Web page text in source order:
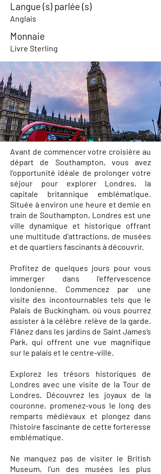
Langue (s) parlée (s)
Anglais
Monnaie
Livre Sterling
Avant de commencer votre croisière au
départ de Southampton, vous avez
l’opportunité idéale de prolonger votre
séjour pour explorer Londres, la
capitale britannique emblématique.
Située à environ une heure et demie en
train de Southampton, Londres est une
ville dynamique et historique offrant
une multitude d'attractions, de musées
et de quartiers fascinants à découvrir.
Profitez de quelques jours pour vous
immerger dans l'effervescence
londonienne. Commencez par une
visite des incontournables tels que le
Palais de Buckingham, où vous pourrez
assister à la célèbre relève de la garde.
Flânez dans les jardins de Saint James’s
Park, qui offrent une vue magnifique
sur le palais et le centre-ville.
Explorez les trésors historiques de
Londres avec une visite de la Tour de
Londres. Découvrez les joyaux de la
couronne, promenez-vous le long des
remparts médiévaux et plongez dans
l'histoire fascinante de cette forteresse
emblématique.
Ne manquez pas de visiter le British
Museum, l'un des musées les plus